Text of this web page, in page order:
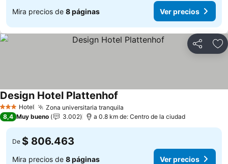
Mira precios de 8 páginas Ver precios
Compartir
3 Estrellas
Hotel Zona universitaria tranquila
Design Hotel Plattenhof
8,4 Muy bueno 3.002 a 0.8 km de: Centro de la ciudad
De $ 806.463
Mira precios de 8 páginas Ver precios